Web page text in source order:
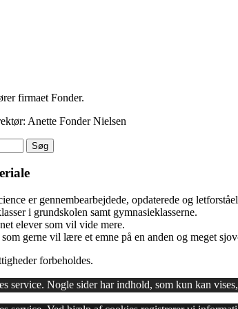
firmaet Fonder.
Anette Fonder Nielsen
er gennembearbejdede, opdaterede og
i grundskolen samt gymnasieklasserne.
elever som vil vide mere.
gerne vil lære et emne på en anden og meget
forbeholdes.
service. Nogle sider har indhold, som kun kan